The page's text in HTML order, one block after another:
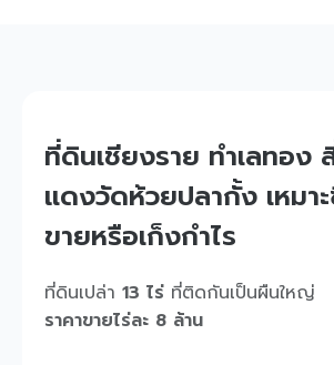
ที่ดินเชียงราย ทำเลทอง
แดงวัดห้วยปลากั้ง เหมา
ขายหรือเก็งกำไร
ที่ดินเปล่า 13 ไร่ ที่ติดกันเป็นผืนใหญ่
ราคาขายไร่ละ 8 ล้าน